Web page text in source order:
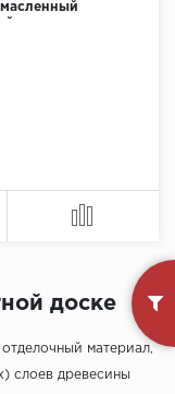
доске
материал,
слоев древесины